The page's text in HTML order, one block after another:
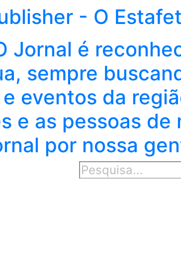
- O
Jornal é
sempre
eventos da
e as pessoas de
por nossa